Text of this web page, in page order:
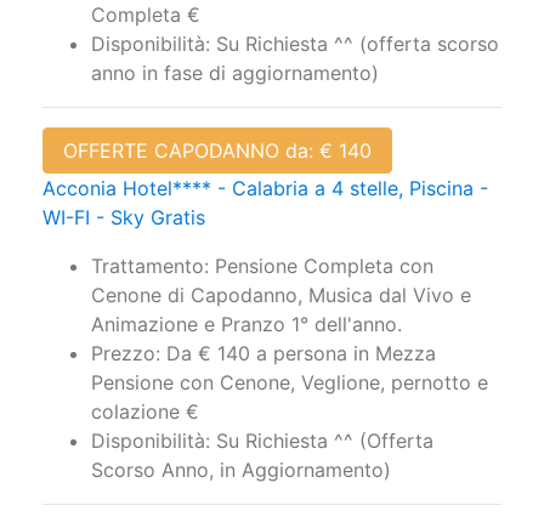
Completa €
Disponibilità: Su Richiesta ^^ (offerta scorso
anno in fase di aggiornamento)
OFFERTE CAPODANNO da: € 140
Acconia Hotel**** - Calabria a 4 stelle, Piscina -
WI-FI - Sky Gratis
Trattamento: Pensione Completa con
Cenone di Capodanno, Musica dal Vivo e
Animazione e Pranzo 1° dell'anno.
Prezzo: Da € 140 a persona in Mezza
Pensione con Cenone, Veglione, pernotto e
colazione €
Disponibilità: Su Richiesta ^^ (Offerta
Scorso Anno, in Aggiornamento)